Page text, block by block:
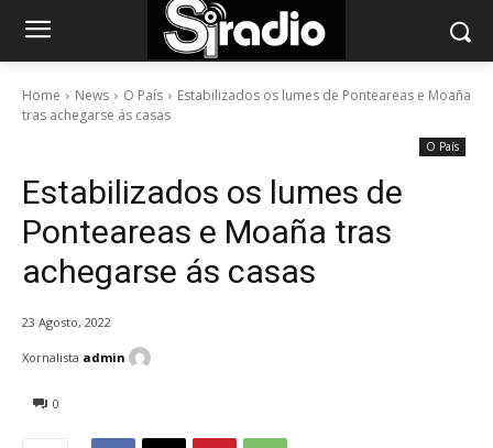
Home News O País
Estabilizados os lumes de Ponteareas e Moaña
tras achegarse ás casas
O País
Estabilizados os lumes de
Ponteareas e Moaña tras
achegarse ás casas
23 Agosto, 2022
0
Xornalista admin